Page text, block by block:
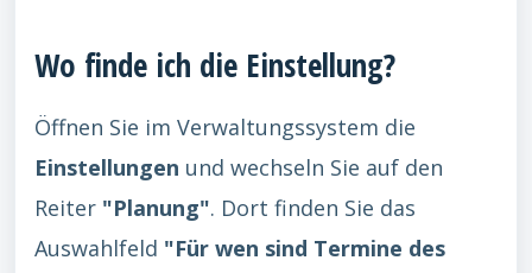
Wo finde ich die Einstellung?
Öffnen Sie im Verwaltungssystem die
Einstellungen und wechseln Sie auf den
Reiter "Planung". Dort finden Sie das
Auswahlfeld "Für wen sind Termine des